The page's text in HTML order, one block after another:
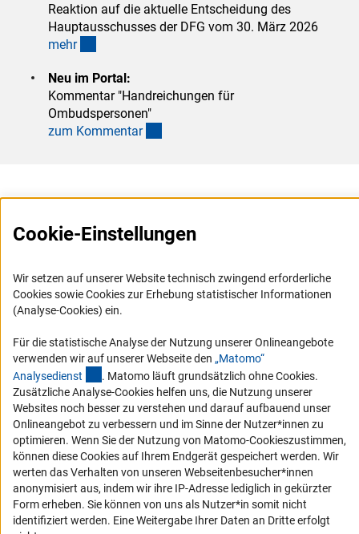
Reaktion auf die aktuelle Entscheidung des
Hauptausschusses der DFG vom 30. März 2026
mehr
Neu im Portal:
Kommentar "Handreichungen für
Ombudspersonen"
zum Kommentar
Service
RSS-Feed
Barrierefreiheit
Erklärung zur Barrierefreiheit
Barriere melden
Links
Zum Download des Kodex
DFG-Website
Kontakt
Cookie-Einstellungen
Wir setzen auf unserer Website technisch zwingend erforderliche
Cookies sowie Cookies zur Erhebung statistischer Informationen
(Analyse-Cookies) ein.
Für die statistische Analyse der Nutzung unserer Onlineangebote
verwenden wir auf unserer Webseite den „Matomo“
Analysedienst (externer Link)
. Matomo läuft grundsätzlich ohne Cookies.
Zusätzliche Analyse-Cookies helfen uns, die Nutzung unserer
Websites noch besser zu verstehen und darauf aufbauend unser
Onlineangebot zu verbessern und im Sinne der Nutzer*innen zu
optimieren. Wenn Sie der Nutzung von Matomo-Cookieszustimmen,
können diese Cookies auf Ihrem Endgerät gespeichert werden. Wir
werten das Verhalten von unseren Webseitenbesucher*innen
anonymisiert aus, indem wir ihre IP-Adresse lediglich in gekürzter
Form erheben. Sie können von uns als Nutzer*in somit nicht
identifiziert werden. Eine Weitergabe Ihrer Daten an Dritte erfolgt